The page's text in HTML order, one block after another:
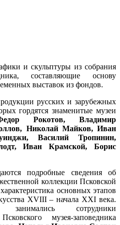
и скульптуры из собрания
составляющие основу
выставок из фондов.
русских и зарубежных
гордятся знаменитые музеи
Рокотов, Владимир
Николай Майков, Иван
Василий Тропинин,
Иван Крамской, Борис
подробные сведения об
коллекции Псковской
основных этапов
XVIII – начала XXI века.
занимались сотрудники
музея-заповедника